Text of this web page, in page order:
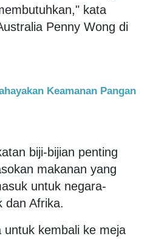
kata
Penny Wong di
Keamanan Pangan
biji-bijian penting
makanan yang
untuk negara-
dan Afrika.
kembali ke meja